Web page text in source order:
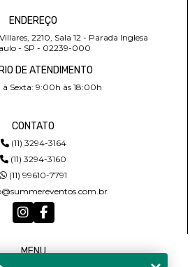
ENDEREÇO
2210, Sala 12 - Parada Inglesa
- SP - 02239-000
DE ATENDIMENTO
à Sexta: 9:00h às 18:00h
CONTATO
(11) 3294-3164
(11) 3294-3160
(11) 99610-7791
MENU